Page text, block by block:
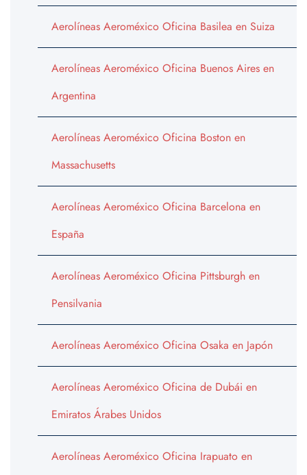
Aerolíneas Aeroméxico Oficina Basilea en Suiza
Aerolíneas Aeroméxico Oficina Buenos Aires en
Argentina
Aerolíneas Aeroméxico Oficina Boston en
Massachusetts
Aerolíneas Aeroméxico Oficina Barcelona en
España
Aerolíneas Aeroméxico Oficina Pittsburgh en
Pensilvania
Aerolíneas Aeroméxico Oficina Osaka en Japón
Aerolíneas Aeroméxico Oficina de Dubái en
Emiratos Árabes Unidos
Aerolíneas Aeroméxico Oficina Irapuato en